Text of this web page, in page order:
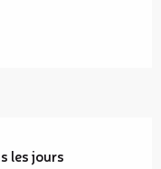
les jours